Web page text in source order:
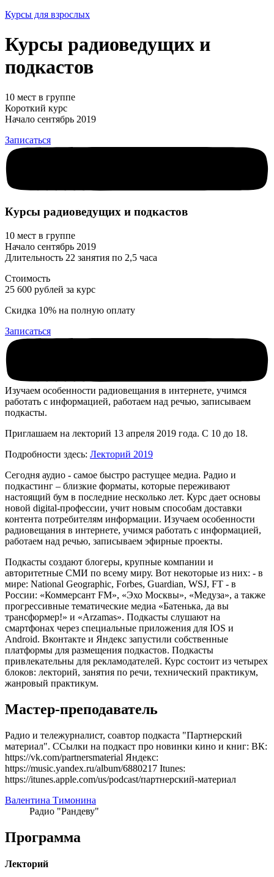
Курсы для взрослых
Курсы радиоведущих и
подкастов
10 мест в группе
Короткий курс
Начало сентябрь 2019
Записаться
Курсы радиоведущих и подкастов
10 мест в группе
Начало сентябрь 2019
Длительность 22 занятия по 2,5 часа
Стоимость
25 600 рублей за курс
Скидка 10% на полную оплату
Записаться
Изучаем особенности радиовещания в интернете, учимся
работать с информацией, работаем над речью, записываем
подкасты.
Приглашаем на лекторий 13 апреля 2019 года. С 10 до 18.
Подробности здесь: Лекторий 2019
Сегодня аудио - самое быстро растущее медиа. Радио и
подкастинг – близкие форматы, которые переживают
настоящий бум в последние несколько лет. Курс дает основы
новой digital-профессии, учит новым способам доставки
контента потребителям информации. Изучаем особенности
радиовещания в интернете, учимся работать с информацией,
работаем над речью, записываем эфирные проекты.
Подкасты создают блогеры, крупные компании и
авторитетные СМИ по всему миру. Вот некоторые из них: - в
мире: National Geographic, Forbes, Guardian, WSJ, FT - в
России: «Коммерсант FM», «Эхо Москвы», «Медуза», а также
прогрессивные тематические медиа «Батенька, да вы
трансформер!» и «Arzamas». Подкасты слушают на
смартфонах через специальные приложения для IOS и
Android. Вконтакте и Яндекс запустили собственные
платформы для размещения подкастов. Подкасты
привлекательны для рекламодателей. Курс состоит из четырех
блоков: лекторий, занятия по речи, технический практикум,
жанровый практикум.
Мастер-преподаватель
Радио и тележурналист, соавтор подкаста "Партнерский
материал". ССылки на подкаст про новинки кино и книг: ВК:
https://vk.com/partnersmaterial Яндекс:
https://music.yandex.ru/album/6880217 Itunes:
https://itunes.apple.com/us/podcast/партнерский-материал
Валентина Тимонина
Радио "Рандеву"
Программа
Лекторий